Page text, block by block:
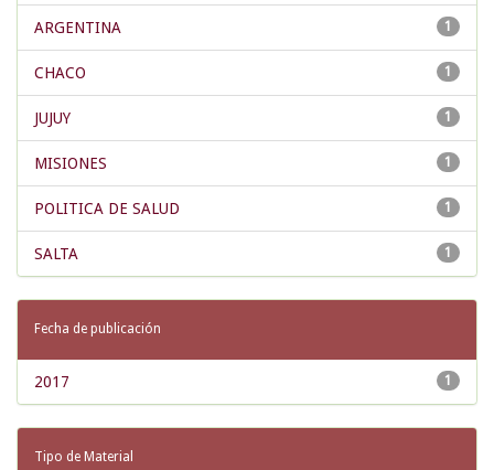
1
ARGENTINA
1
CHACO
1
JUJUY
1
MISIONES
1
POLITICA DE SALUD
1
SALTA
Fecha de publicación
1
2017
Tipo de Material